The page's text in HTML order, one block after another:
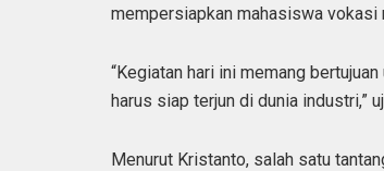
mempersiapkan mahasiswa vokasi
“Kegiatan hari ini memang
harus siap terjun di dunia industri,”
Menurut Kristanto, salah satu